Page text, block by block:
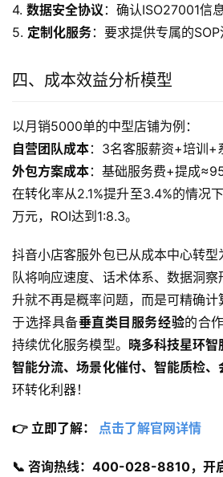
4. 数据安全协议 ：确认ISO27001信
5. 定制化服务：要求提供专属的
四、成本效益分析模型
以月销5000单的中型店铺为例：
自营团队成本：3名客服薪资+培训+
外包方案成本：基础服务费+提成
在转化率从2.1%提升至3.4%的情况
万元，ROI达到1:8.3。
抖音小店客服外包已从成本中心转
队将响应速度、话术体系、数据洞
升就不再是概率问题，而是可精确
于选择具备垂直类目服务经验的合
持续优化服务模型。 晓多科技星环智
智能分流、场景化催付、智能质检、
环转化利器！
👉 立即了解： 点击了解官网详情
📞 咨询热线：400-028-8810，开启